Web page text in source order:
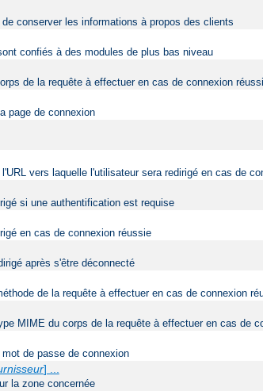
conserver les informations à propos des clients
confiés à des modules de plus bas niveau
de la requête à effectuer en cas de connexion
page de connexion
vers laquelle l'utilisateur sera redirigé en cas de
si une authentification est requise
en cas de connexion réussie
après s'être déconnecté
de la requête à effectuer en cas de connexion
MIME du corps de la requête à effectuer en cas de
de passe de connexion
] ...
la zone concernée